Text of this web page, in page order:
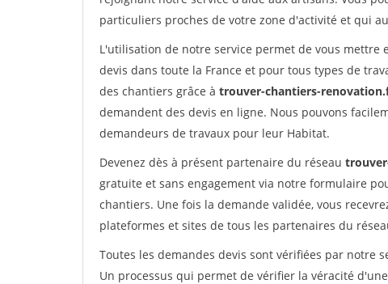
particuliers proches de votre zone d'activité et qui
L'utilisation de notre service permet de vous
devis dans toute la France et pour tous types de
des chantiers grâce à trouver-chantiers-
demandent des devis en ligne. Nous pouvons
demandeurs de travaux pour leur Habitat.
Devenez dès à présent partenaire du réseau
gratuite et sans engagement via notre formulaire
chantiers. Une fois la demande validée, vous
plateformes et sites de tous les partenaires du
Toutes les demandes devis sont vérifiées par notre
Un processus qui permet de vérifier la véracité